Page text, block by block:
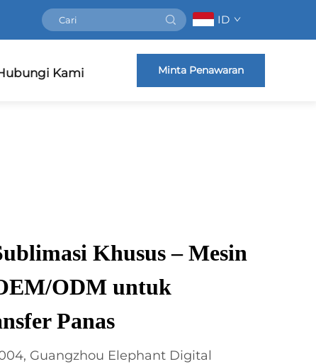
ID
Kami Minta Penawaran
Khusus – Mesin
ODM untuk
Panas
Guangzhou Elephant Digital